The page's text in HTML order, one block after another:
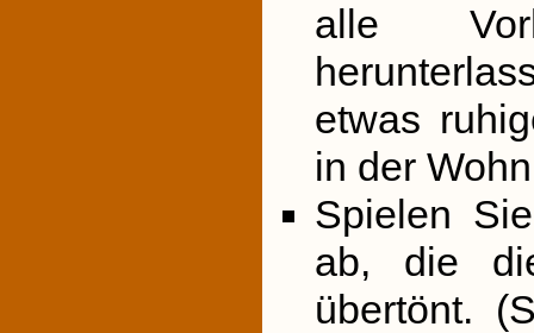
alle
etwas
in der
Spielen
ab, die
übertönt.